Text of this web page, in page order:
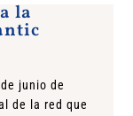
la
junio de
de la red que